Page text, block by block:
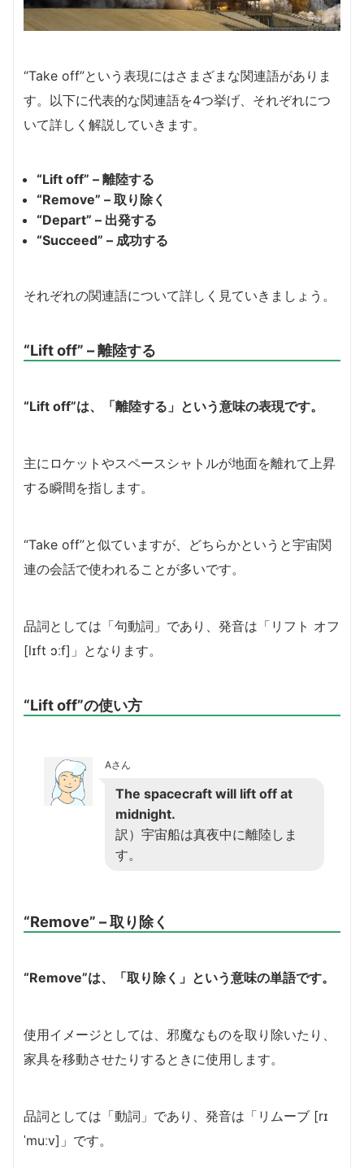
“Take off”という表現にはさまざまな関連語がありま
す。以下に代表的な関連語を4つ挙げ、それぞれにつ
いて詳しく解説していきます。
“Lift off” – 離陸する
“Remove” – 取り除く
“Depart” – 出発する
“Succeed” – 成功する
それぞれの関連語について詳しく見ていきましょう。
“Lift off” – 離陸する
“Lift off”は、「離陸する」という意味の表現です。
主にロケットやスペースシャトルが地面を離れて上昇
する瞬間を指します。
“Take off”と似ていますが、どちらかというと宇宙関
連の会話で使われることが多いです。
品詞としては「句動詞」であり、発音は「リフト オフ
[lɪft ɔːf]」となります。
“Lift off”の使い方
Aさん
The spacecraft will lift off at
midnight.
訳）宇宙船は真夜中に離陸しま
す。
“Remove” – 取り除く
“Remove”は、「取り除く」という意味の単語です。
使用イメージとしては、邪魔なものを取り除いたり、
家具を移動させたりするときに使用します。
品詞としては「動詞」であり、発音は「リムーブ [rɪ
ˈmuːv]」です。